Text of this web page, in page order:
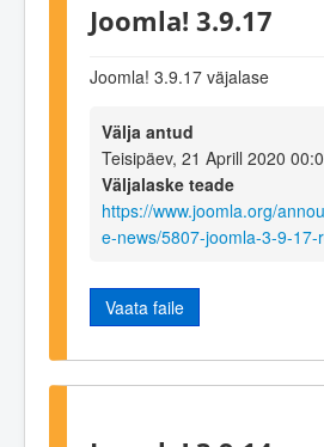
Joomla! 3.9.17
Joomla! 3.9.17 väjalase
Välja antud
Teisipäev, 21 Aprill 2020
Väljalaske teade
https://www.joomla.org/
e-news/5807-joomla-3-9-17-
Vaata faile